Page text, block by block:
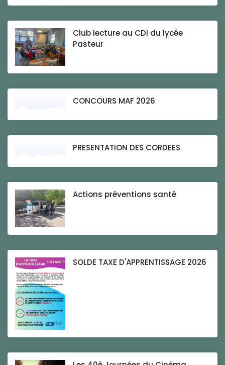
Club lecture au CDI du lycée
Pasteur
CONCOURS MAF 2026
PRESENTATION DES CORDEES
Actions préventions santé
SOLDE TAXE D'APPRENTISSAGE 2026